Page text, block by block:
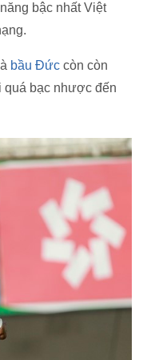
bậc nhất Việt
bầu Đức còn còn
quá bạc nhược đến